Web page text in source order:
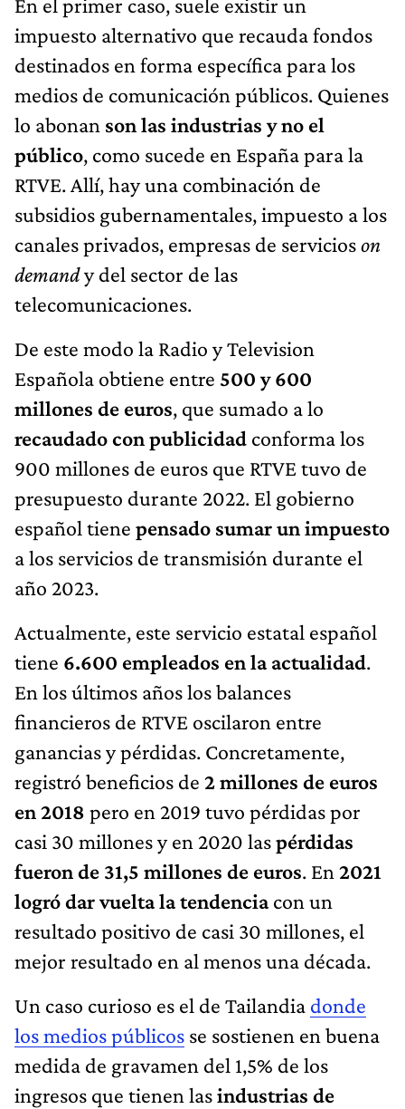
En el primer caso, suele existir un
impuesto alternativo que recauda fondos
destinados en forma específica para los
medios de comunicación públicos. Quienes
lo abonan son las industrias y no el
público, como sucede en España para la
RTVE. Allí, hay una combinación de
subsidios gubernamentales, impuesto a los
canales privados, empresas de servicioson
demandy del sector de las
telecomunicaciones.
De este modo la Radio y Television
Española obtiene entre 500 y 600
millones de euros, que sumado a lo
recaudado con publicidad conforma los
900 millones de euros que RTVE tuvo de
presupuesto durante 2022. El gobierno
español tiene pensado sumar un impuesto
a los servicios de transmisión durante el
año 2023.
Actualmente, este servicio estatal español
tiene 6.600 empleados en la actualidad.
En los últimos años los balances
financieros de RTVE oscilaron entre
ganancias y pérdidas. Concretamente,
registró beneficios de 2 millones de euros
en 2018 pero en 2019 tuvo pérdidas por
casi 30 millones y en 2020 laspérdidas
fueron de 31,5 millones de euros. En 2021
logró dar vuelta la tendenciacon un
resultado positivo de casi 30 millones, el
mejor resultado en al menos una década.
Un caso curioso es el de Tailandia donde
los medios públicos se sostienen en buena
medida de gravamen del 1,5% de los
ingresos que tienen lasindustrias de